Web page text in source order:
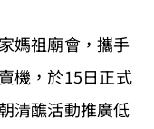
媽祖廟會，攜手
機，於15日正式
清醮活動推廣低